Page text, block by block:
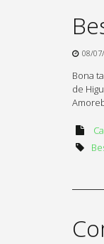
08/
Bona
de